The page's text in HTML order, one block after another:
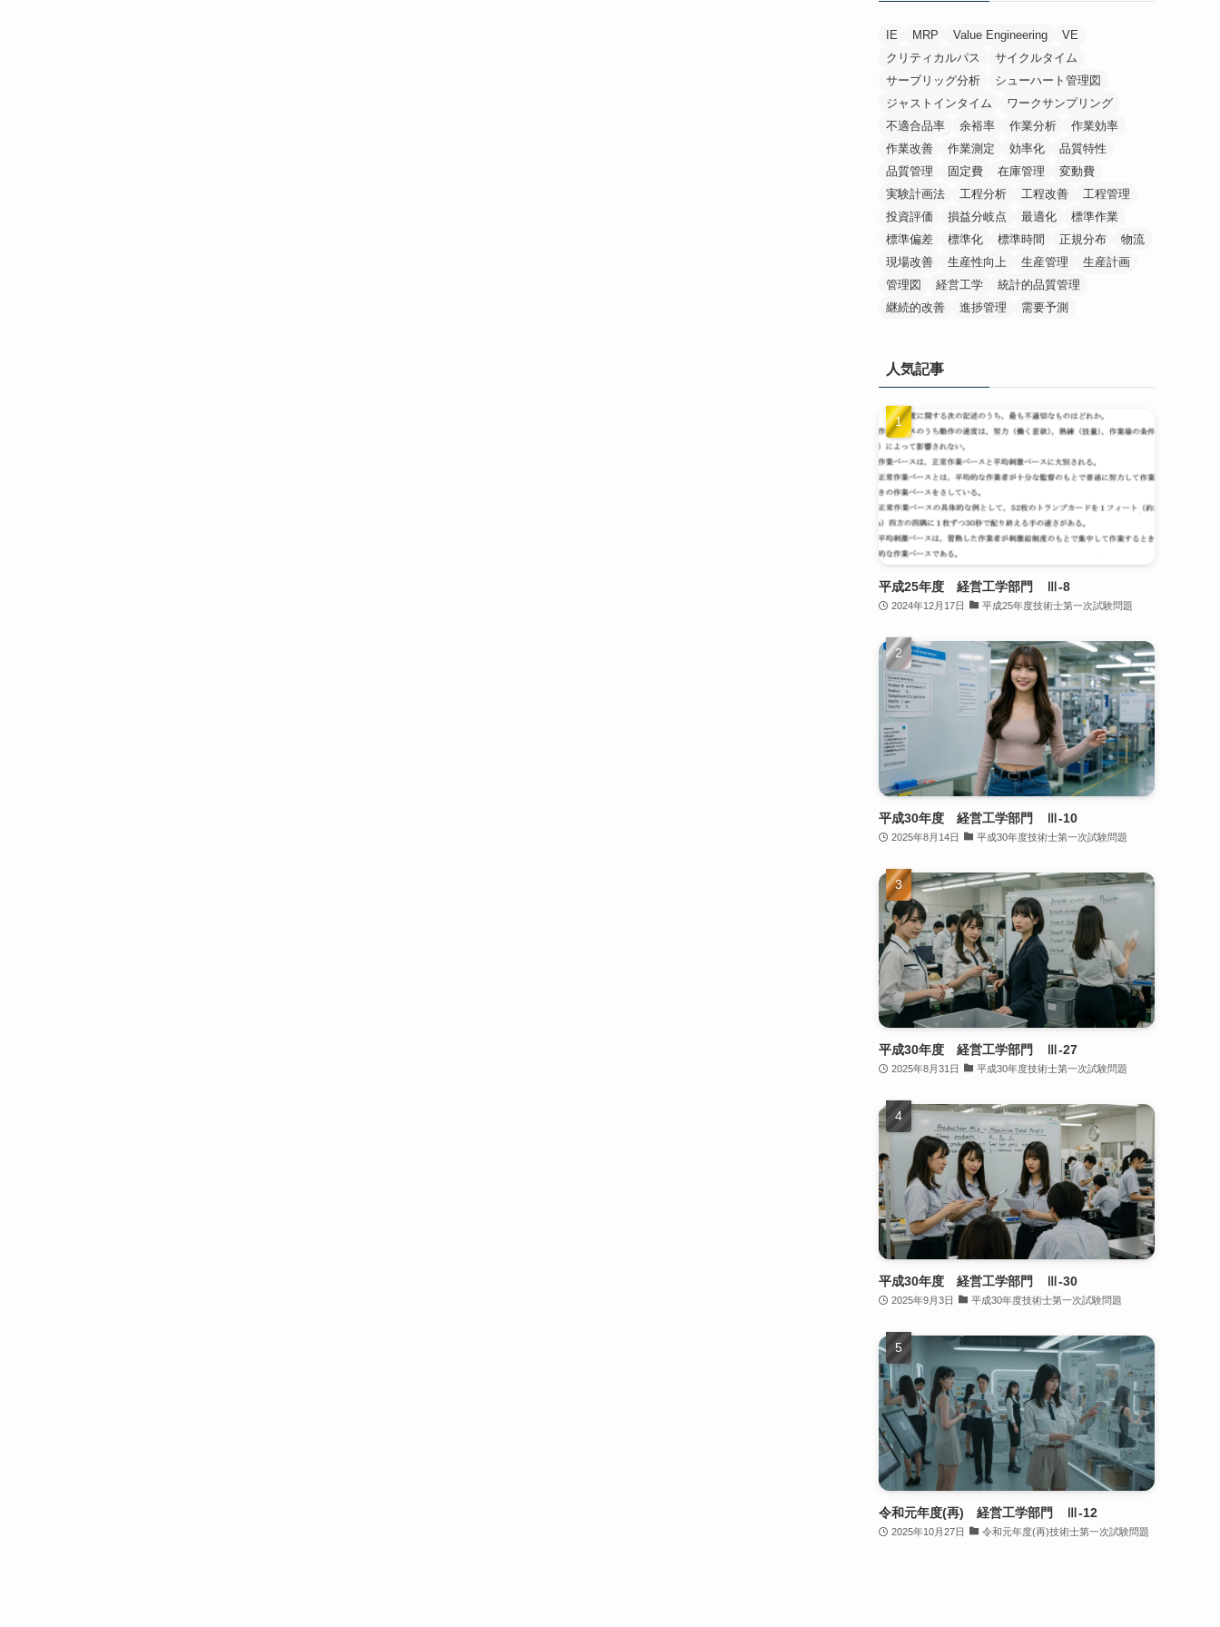
IE MRP Value Engineering
VE
クリティカルパス
サイクルタイム
サーブリッグ分析
シューハート管理図
ジャストインタイム
ワークサンプリング
不適合品率
余裕率 作業分析
作業効率
作業改善
作業測定 効率化
品質特性
品質管理
固定費 在庫管理
変動費
実験計画法
工程分析 工程改善
工程管理
投資評価
損益分岐点 最適化
標準作業
標準偏差
標準化 標準時間 正規分布
物流
現場改善
生産性向上 生産管理
生産計画
管理図
経営工学
統計的品質管理
継続的改善
進捗管理 需要予測
人気記事
平成25年度 経営工学部門 Ⅲ-8
2024年12月17日 平成25年度技術士第一次試験問題
平成30年度 経営工学部門 Ⅲ-10
2025年8月14日 平成30年度技術士第一次試験問題
平成30年度 経営工学部門 Ⅲ-27
2025年8月31日 平成30年度技術士第一次試験問題
平成30年度 経営工学部門 Ⅲ-30
2025年9月3日 平成30年度技術士第一次試験問題
令和元年度(再) 経営工学部門 Ⅲ-12
2025年10月27日 令和元年度(再)技術士第一次試験問題